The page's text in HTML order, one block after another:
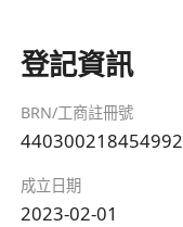
登記資訊
BRN/工商註冊號
440300218454992
成立日期
2023-02-01